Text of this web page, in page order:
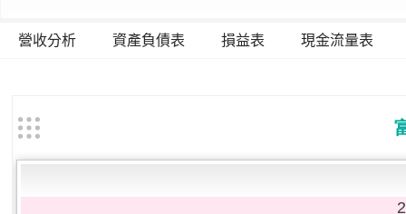
營收分析 資產負債表 損益表 現金流量表